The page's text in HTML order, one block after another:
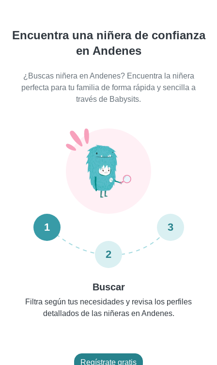
Encuentra una niñera de confianza
en Andenes
¿Buscas niñera en Andenes? Encuentra la niñera
perfecta para tu familia de forma rápida y sencilla a
través de Babysits.
1
2
3
Buscar
Filtra según tus necesidades y revisa los perfiles
detallados de las niñeras en Andenes.
Regístrate gratis